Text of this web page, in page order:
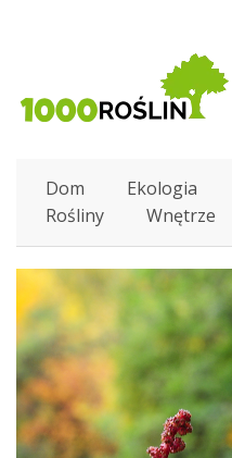
Dom Ekologia
Rośliny
Wnętrze